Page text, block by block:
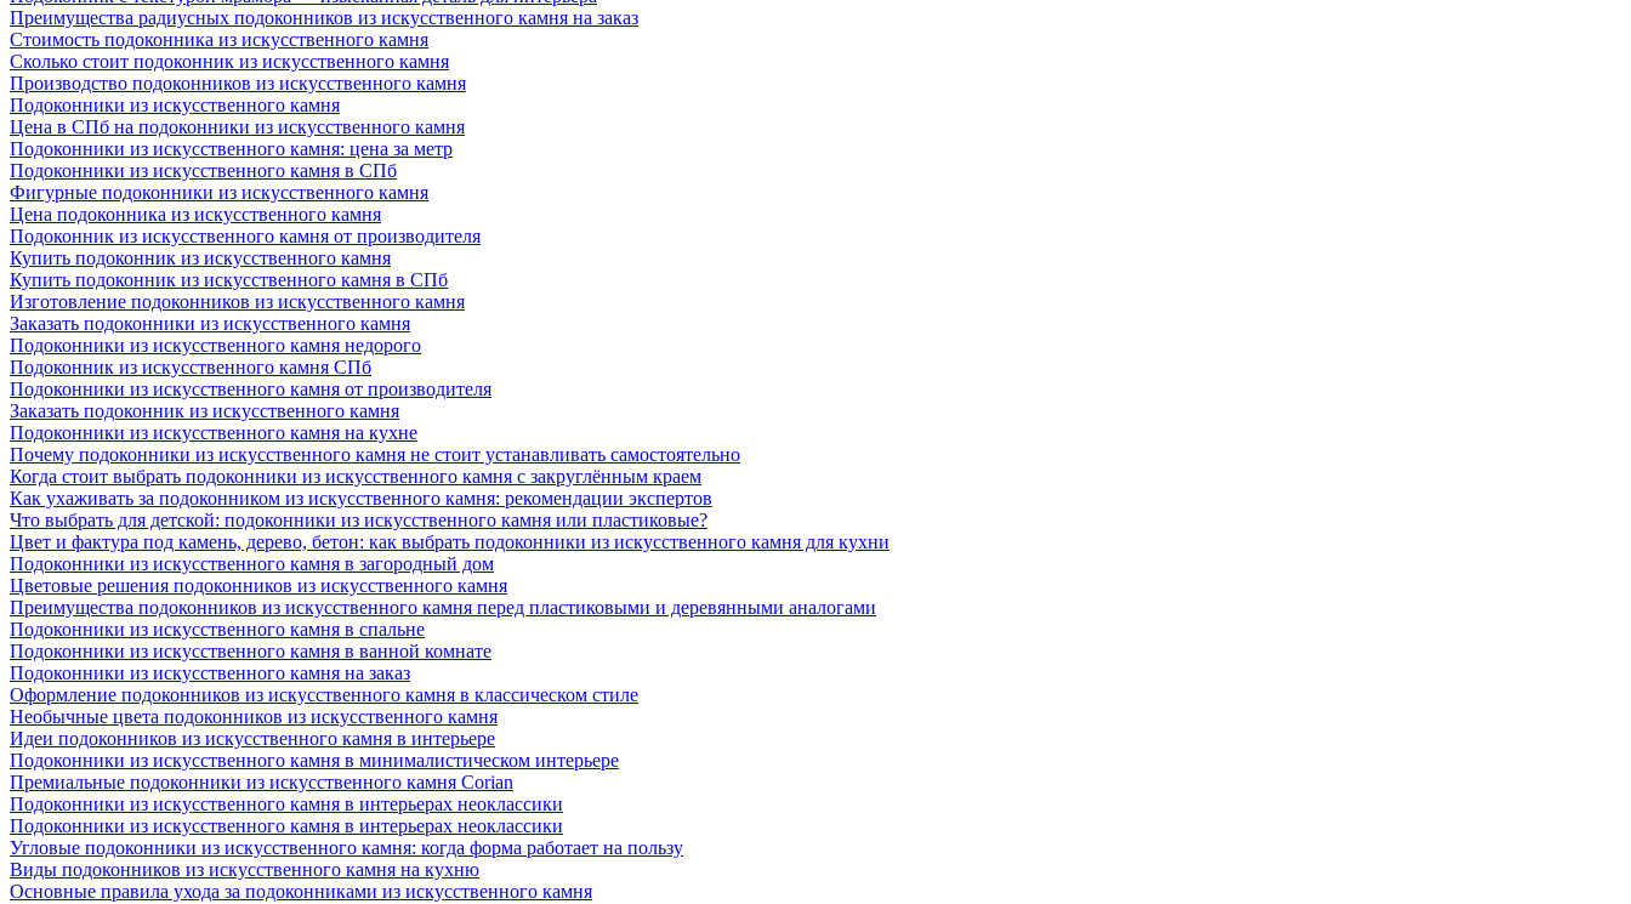
Преимущества радиусных подоконников из искусственного камня на заказ
Стоимость подоконника из искусственного камня
Сколько стоит подоконник из искусственного камня
Производство подоконников из искусственного камня
Подоконники из искусственного камня
Цена в СПб на подоконники из искусственного камня
Подоконники из искусственного камня: цена за метр
Подоконники из искусственного камня в СПб
Фигурные подоконники из искусственного камня
Цена подоконника из искусственного камня
Подоконник из искусственного камня от производителя
Купить подоконник из искусственного камня
Купить подоконник из искусственного камня в СПб
Изготовление подоконников из искусственного камня
Заказать подоконники из искусственного камня
Подоконники из искусственного камня недорого
Подоконник из искусственного камня СПб
Подоконники из искусственного камня от производителя
Заказать подоконник из искусственного камня
Подоконники из искусственного камня на кухне
Почему подоконники из искусственного камня не стоит устанавливать самостоятельно
Когда стоит выбрать подоконники из искусственного камня с закруглённым краем
Как ухаживать за подоконником из искусственного камня: рекомендации экспертов
Что выбрать для детской: подоконники из искусственного камня или пластиковые?
Цвет и фактура под камень, дерево, бетон: как выбрать подоконники из искусственного камня для кухни
Подоконники из искусственного камня в загородный дом
Цветовые решения подоконников из искусственного камня
Преимущества подоконников из искусственного камня перед пластиковыми и деревянными аналогами
Подоконники из искусственного камня в спальне
Подоконники из искусственного камня в ванной комнате
Подоконники из искусственного камня на заказ
Оформление подоконников из искусственного камня в классическом стиле
Необычные цвета подоконников из искусственного камня
Идеи подоконников из искусственного камня в интерьере
Подоконники из искусственного камня в минималистическом интерьере
Премиальные подоконники из искусственного камня Corian
Подоконники из искусственного камня в интерьерах неоклассики
Подоконники из искусственного камня в интерьерах неоклассики
Угловые подоконники из искусственного камня: когда форма работает на пользу
Виды подоконников из искусственного камня на кухню
Основные правила ухода за подоконниками из искусственного камня